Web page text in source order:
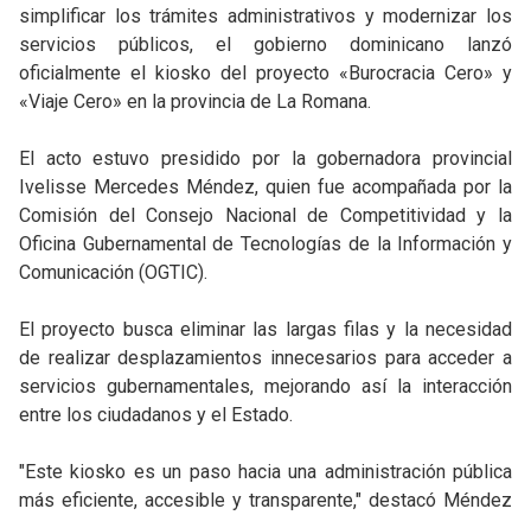
simplificar los trámites administrativos y modernizar los
servicios públicos, el gobierno dominicano lanzó
oficialmente el kiosko del proyecto «Burocracia Cero» y
«Viaje Cero» en la provincia de La Romana.
El acto estuvo presidido por la gobernadora provincial
Ivelisse Mercedes Méndez, quien fue acompañada por la
Comisión del Consejo Nacional de Competitividad y la
Oficina Gubernamental de Tecnologías de la Información y
Comunicación (OGTIC).
El proyecto busca eliminar las largas filas y la necesidad
de realizar desplazamientos innecesarios para acceder a
servicios gubernamentales, mejorando así la interacción
entre los ciudadanos y el Estado.
"Este kiosko es un paso hacia una administración pública
más eficiente, accesible y transparente," destacó Méndez